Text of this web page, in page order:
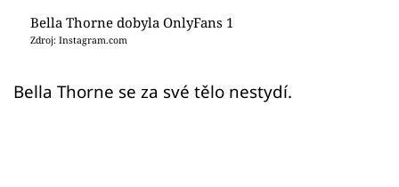
Bella Thorne dobyla OnlyFans 1
Zdroj: Instagram.com
Bella Thorne se za své tělo nestydí.